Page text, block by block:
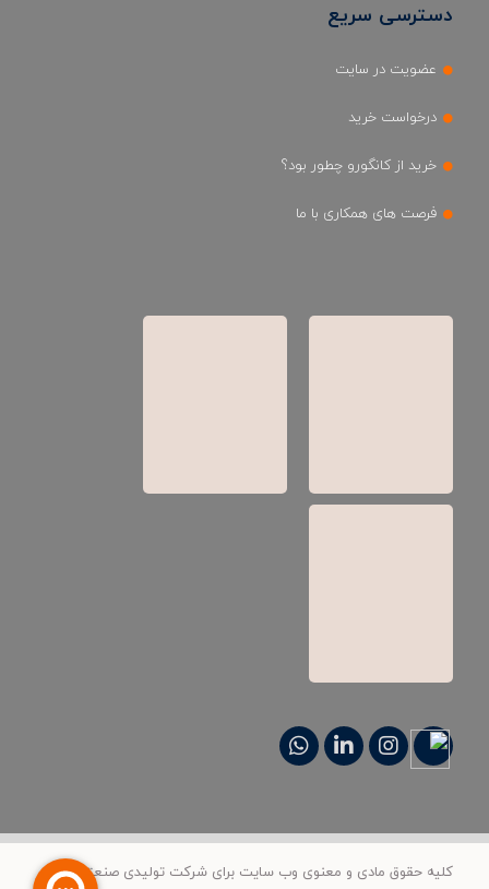
دسترسی سریع
عضویت در سایت
درخواست خرید
خرید از کانگورو چطور بود؟
فرصت های همکاری با ما
کلیه حقوق مادی و معنوی وب‌ سایت برای شرکت تولیدی صنعتی علمی